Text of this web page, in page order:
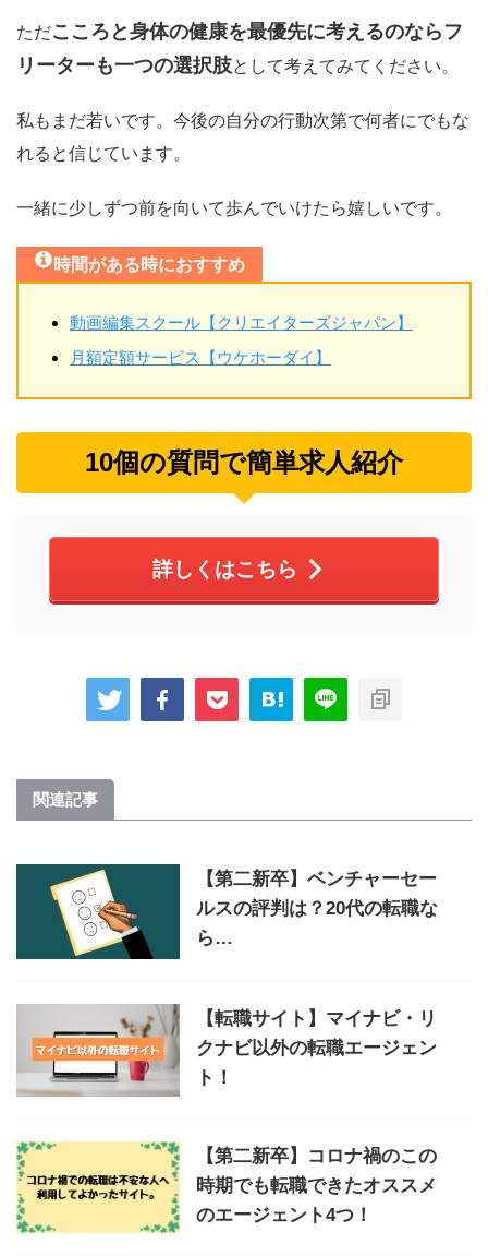
ただこころと身体の健康を最優先に考えるのならフ
リーターも一つの選択肢として考えてみてください。
私もまだ若いです。今後の自分の行動次第で何者にでもな
れると信じています。
一緒に少しずつ前を向いて歩んでいけたら嬉しいです。
時間がある時におすすめ
動画編集スクール【クリエイターズジャパン】
月額定額サービス【ウケホーダイ】
10個の質問で簡単求人紹介
詳しくはこちら
関連記事
【第二新卒】ベンチャーセー
ルスの評判は？20代の転職な
ら…
【転職サイト】マイナビ・リ
クナビ以外の転職エージェン
ト！
【第二新卒】コロナ禍のこの
時期でも転職できたオススメ
のエージェント4つ！